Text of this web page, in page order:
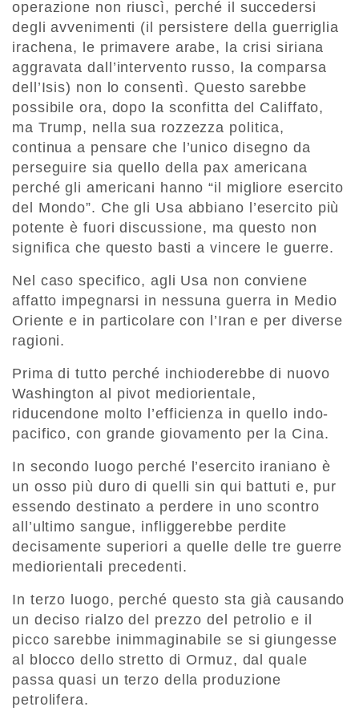
operazione non riuscì, perché il succedersi
degli avvenimenti (il persistere della guerriglia
irachena, le primavere arabe, la crisi siriana
aggravata dall’intervento russo, la comparsa
dell’Isis) non lo consentì. Questo sarebbe
possibile ora, dopo la sconfitta del Califfato,
ma Trump, nella sua rozzezza politica,
continua a pensare che l’unico disegno da
perseguire sia quello della pax americana
perché gli americani hanno “il migliore esercito
del Mondo”. Che gli Usa abbiano l’esercito più
potente è fuori discussione, ma questo non
significa che questo basti a vincere le guerre.
Nel caso specifico, agli Usa non conviene
affatto impegnarsi in nessuna guerra in Medio
Oriente e in particolare con l’Iran e per diverse
ragioni.
Prima di tutto perché inchioderebbe di nuovo
Washington al pivot mediorientale,
riducendone molto l’efficienza in quello indo-
pacifico, con grande giovamento per la Cina.
In secondo luogo perché l’esercito iraniano è
un osso più duro di quelli sin qui battuti e, pur
essendo destinato a perdere in uno scontro
all’ultimo sangue, infliggerebbe perdite
decisamente superiori a quelle delle tre guerre
mediorientali precedenti.
In terzo luogo, perché questo sta già causando
un deciso rialzo del prezzo del petrolio e il
picco sarebbe inimmaginabile se si giungesse
al blocco dello stretto di Ormuz, dal quale
passa quasi un terzo della produzione
petrolifera.